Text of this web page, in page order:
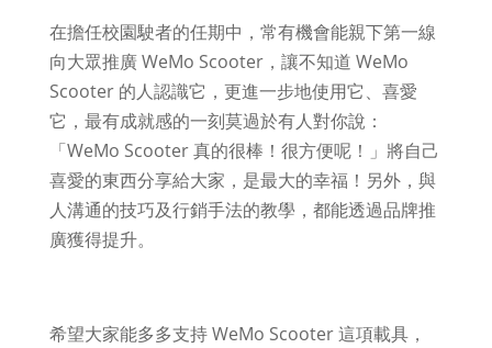
在擔任校園駛者的任期中，常有機會能親下第一線
向大眾推廣WeMo Scooter，讓不知道 WeMo
Scooter 的人認識它，更進一步地使用它、喜愛
它，最有成就感的一刻莫過於有人對你說：
「WeMo Scooter 真的很棒！很方便呢！」將自己
喜愛的東西分享給大家，是最大的幸福！另外，與
人溝通的技巧及行銷手法的教學，都能透過品牌推
廣獲得提升。
希望大家能多多支持 WeMo Scooter 這項載具，